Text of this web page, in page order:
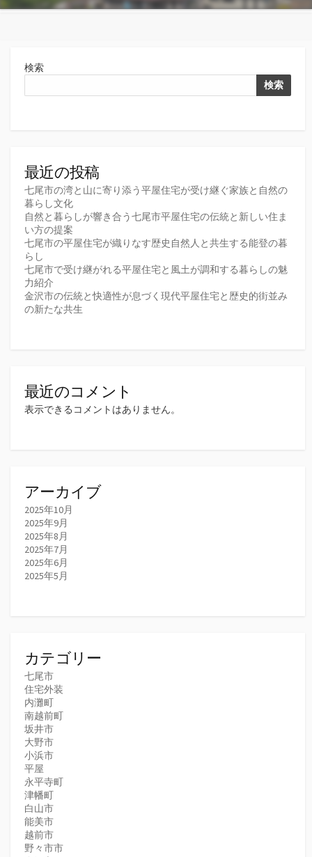
検索
検索
最近の投稿
七尾市の湾と山に寄り添う平屋住宅が受け継ぐ家族と自然の
暮らし文化
自然と暮らしが響き合う七尾市平屋住宅の伝統と新しい住ま
い方の提案
七尾市の平屋住宅が織りなす歴史自然人と共生する能登の暮
らし
七尾市で受け継がれる平屋住宅と風土が調和する暮らしの魅
力紹介
金沢市の伝統と快適性が息づく現代平屋住宅と歴史的街並み
の新たな共生
最近のコメント
表示できるコメントはありません。
アーカイブ
2025年10月
2025年9月
2025年8月
2025年7月
2025年6月
2025年5月
カテゴリー
七尾市
住宅外装
内灘町
南越前町
坂井市
大野市
小浜市
平屋
永平寺町
津幡町
白山市
能美市
越前市
野々市市